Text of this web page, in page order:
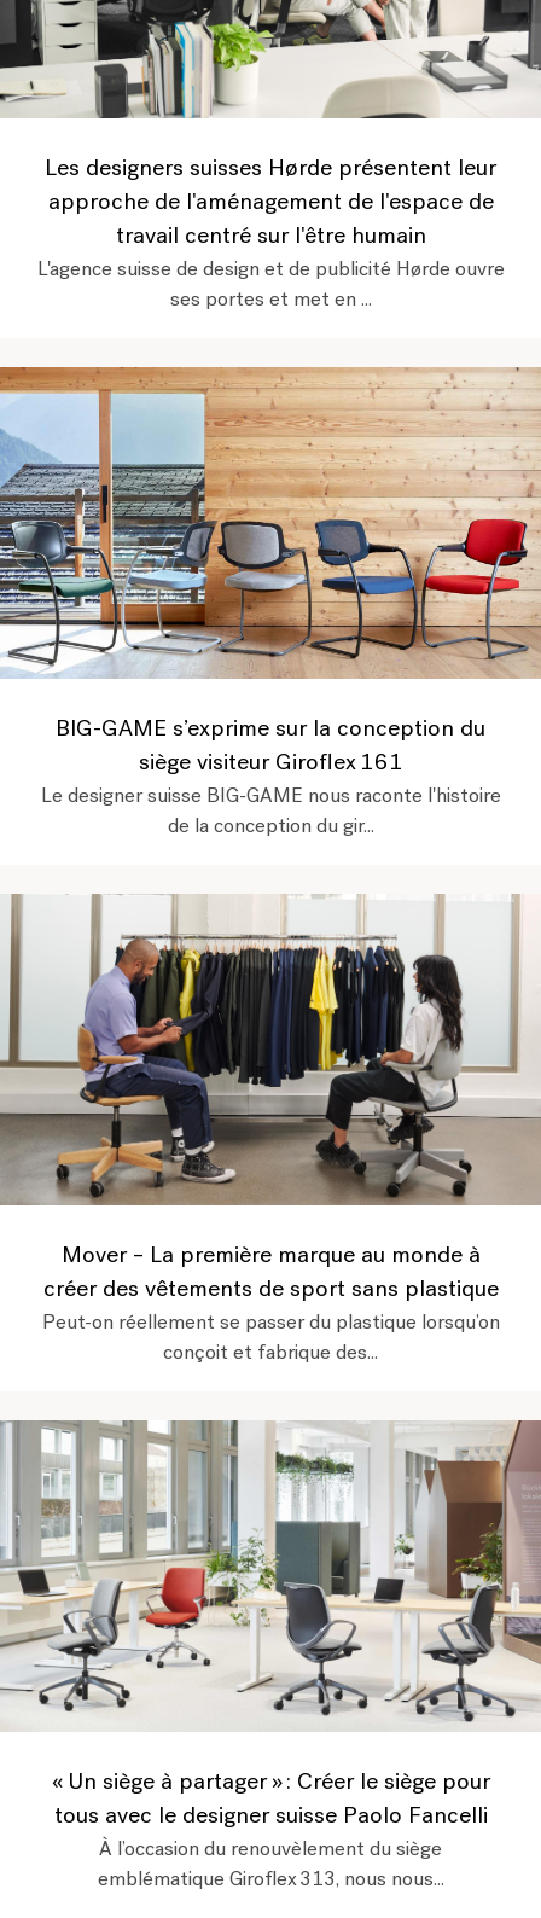
Les designers suisses Hørde présentent leur
approche de l'aménagement de l'espace de
travail centré sur l'être humain
L'agence suisse de design et de publicité Hørde ouvre
ses portes et met en ...
BIG-GAME s’exprime sur la conception du
siège visiteur Giroflex 161
Le designer suisse BIG-GAME nous raconte l'histoire
de la conception du gir...
Mover – La première marque au monde à
créer des vêtements de sport sans plastique
Peut-on réellement se passer du plastique lorsqu’on
conçoit et fabrique des...
« Un siège à partager » : Créer le siège pour
tous avec le designer suisse Paolo Fancelli
À l’occasion du renouvèlement du siège
emblématique Giroflex 313, nous nous...